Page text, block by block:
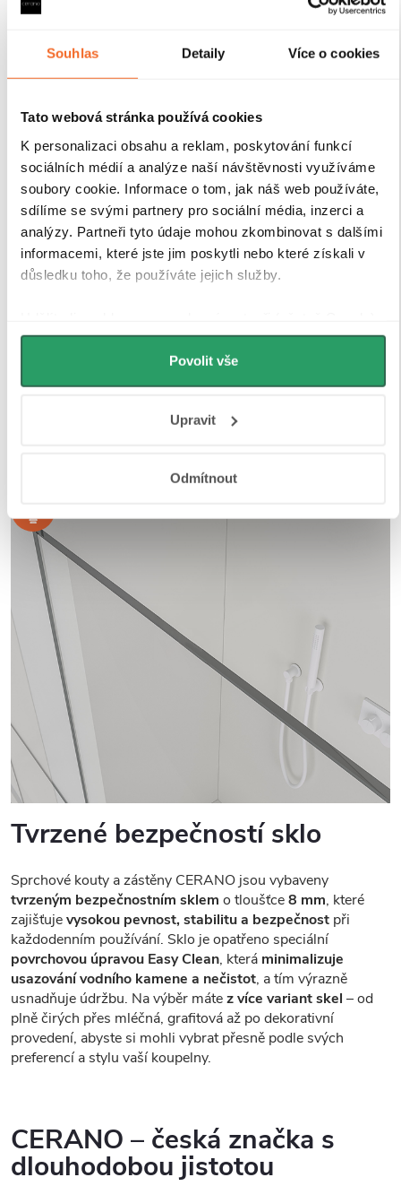
Souhlas Detaily Více o cookies
Tato webová stránka používá cookies
K personalizaci obsahu a reklam, poskytování funkcí
sociálních médií a analýze naší návštěvnosti využíváme
soubory cookie. Informace o tom, jak náš web používáte,
sdílíme se svými partnery pro sociální média, inzerci a
analýzy. Partneři tyto údaje mohou zkombinovat s dalšími
informacemi, které jste jim poskytli nebo které získali v
důsledku toho, že používáte jejich služby.
můžeme používat cookies pro analytiku a
personalizovanou reklamu. Jak Google zpracovává
osobní údaje najdete na stránkách
Povolit vše
Upravit
Odmítnout
Sprchové kouty a zástěny CERANO jsou vybaveny
tloušťce 1,5 cm
, které zajišťujípevné uchycení skla a
. Díky
drobných nerovností stěn
úpravanavíc garantuje dlouhou životnost i při
každodenním používání v náročném koupelnovém
prostředí..
Tvrzené bezpečností sklo
Sprchové kouty a zástěny CERANO jsou vybaveny
tvrzeným bezpečnostním sklem o tloušťce8 mm, které
zajišťujevysokou pevnost, stabilitu a bezpečnost při
každodenním používání. Sklo je opatřeno speciální
povrchovou úpravou Easy Clean, která minimalizuje
usazování vodního kamene a nečistot, a tím výrazně
usnadňuje údržbu. Na výběr mátez více variant skel – od
plně čirých přes mléčná, grafitová až po dekorativní
provedení, abyste si mohli vybrat přesně podle svých
preferencí a stylu vaší koupelny.
CERANO – česká značka s
dlouhodobou jistotou